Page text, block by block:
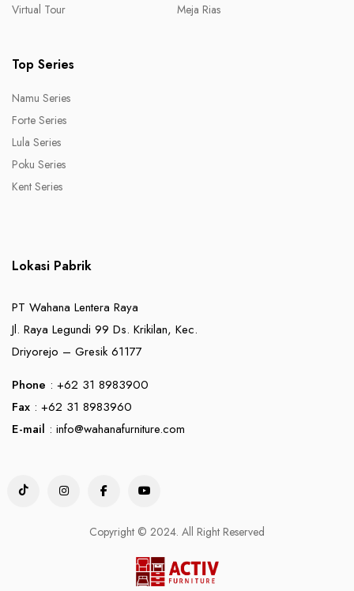
Virtual Tour
Meja Rias
Top Series
Namu Series
Forte Series
Lula Series
Poku Series
Kent Series
Lokasi Pabrik
PT Wahana Lentera Raya
Jl. Raya Legundi 99 Ds. Krikilan, Kec.
Driyorejo – Gresik 61177
Phone : +62 31 8983900
Fax : +62 31 8983960
E-mail : info@wahanafurniture.com
Copyright © 2024. All Right Reserved